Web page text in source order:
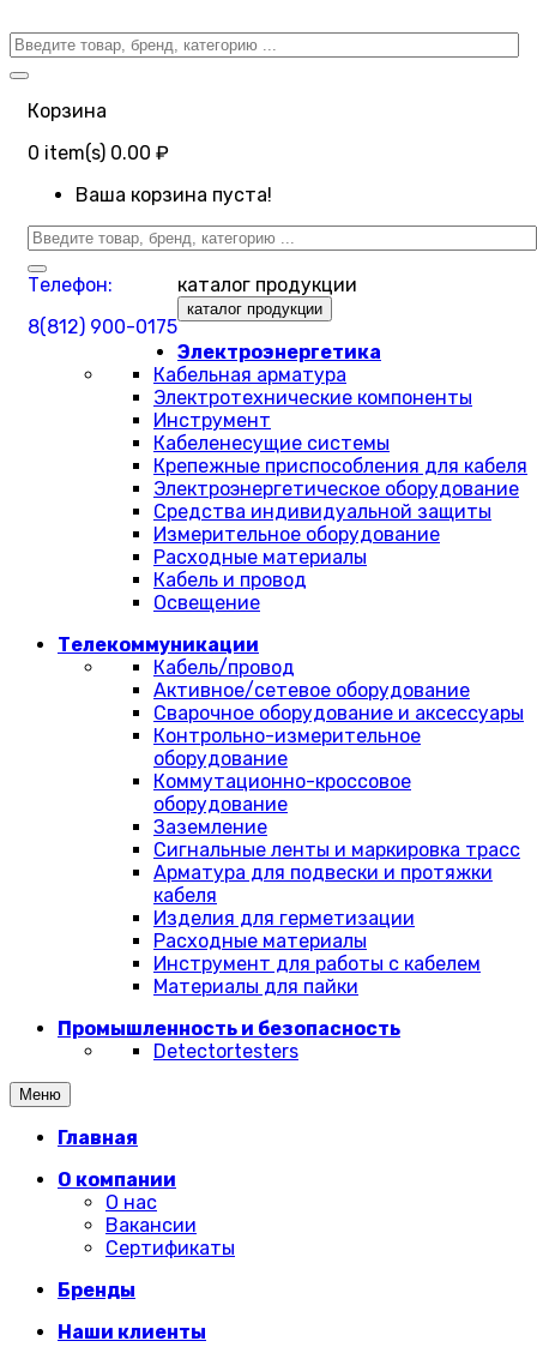
Корзина
0 item(s) 0.00 ₽
Ваша корзина пуста!
Телефон:
8(812) 900-0175
каталог продукции
каталог продукции
Электроэнергетика
Кабельная арматура
Электротехнические компоненты
Инструмент
Кабеленесущие системы
Крепежные приспособления для кабеля
Электроэнергетическое оборудование
Средства индивидуальной защиты
Измерительное оборудование
Расходные материалы
Кабель и провод
Освещение
Телекоммуникации
Кабель/провод
Активное/сетевое оборудование
Сварочное оборудование и аксессуары
Контрольно-измерительное
оборудование
Коммутационно-кроссовое
оборудование
Заземление
Сигнальные ленты и маркировка трасс
Арматура для подвески и протяжки
кабеля
Изделия для герметизации
Расходные материалы
Инструмент для работы с кабелем
Материалы для пайки
Промышленность и безопасность
Detectortesters
Меню
Главная
О компании
О нас
Вакансии
Сертификаты
Бренды
Наши клиенты